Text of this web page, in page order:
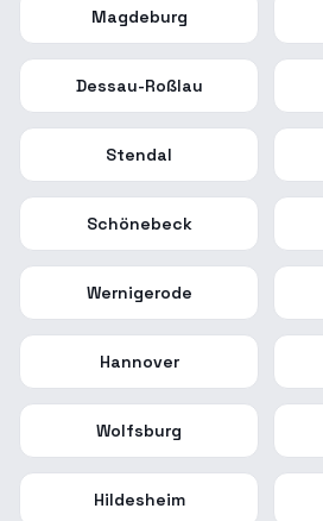
Magdeburg
Dessau-Roßlau
Stendal
Schönebeck
Wernigerode
Hannover
Wolfsburg
Hildesheim